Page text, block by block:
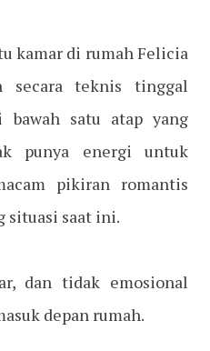
kamar di rumah Felicia
secara teknis tinggal
bawah satu atap yang
punya energi untuk
pikiran romantis
situasi saat ini.
dan tidak emosional
depan rumah.